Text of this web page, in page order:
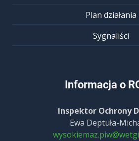
Plan działania
Sygnaliści
Informacja o
Inspektor Ochrony
Ewa Deptuła-